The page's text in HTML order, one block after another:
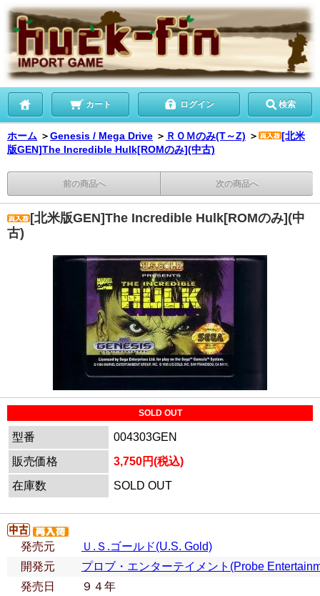
カート ログイン 検索
ホーム ＞Genesis / Mega Drive ＞ ＲＯＭのみ(T～Z) ＞
[北米
版GEN]The Incredible Hulk[ROMのみ](中古)
前の商品へ 次の商品へ
[北米版GEN]The Incredible Hulk[ROMのみ](中
古)
SOLD OUT
型番
004303GEN
販売価格
3,750円(税込)
在庫数
SOLD OUT
発売元
Ｕ.Ｓ.ゴールド(U.S. Gold)
開発元
プロブ・エンターテイメント(Probe
発売日
９４年